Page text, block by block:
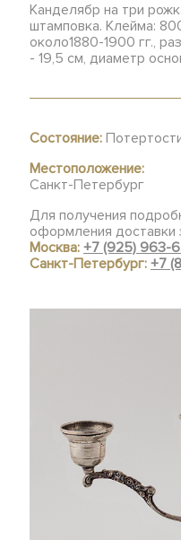
Канделябр на три
штамповка. Клейма:
около1880-1900 гг.,
- 19,5 см, диаметр
Состояние:
Местоположение:
Санкт-Петербург
Для получения
оформления доставки
Москва:+7 (925) 963-
Санкт-Петербург:+7